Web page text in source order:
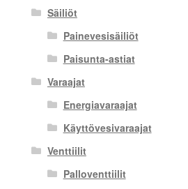
Säiliöt
Painevesisäiliöt
Paisunta-astiat
Varaajat
Energiavaraajat
Käyttövesivaraajat
Venttiilit
Palloventtiilit